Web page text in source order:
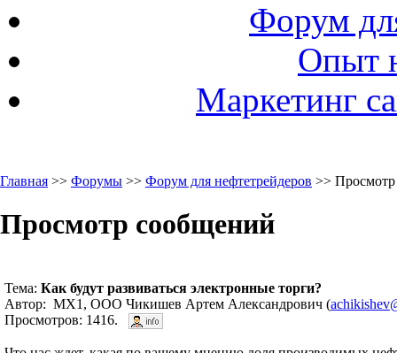
Форум
Опыт
Маркетинг
Главная >> Форумы >> Форум для нефтетрейдеров >>
Просмотр сообщений
Тема: Как будут развиваться электронные торги?
Автор: МХ1, ООО Чикишев Артем Александрович (
Просмотров: 1416.